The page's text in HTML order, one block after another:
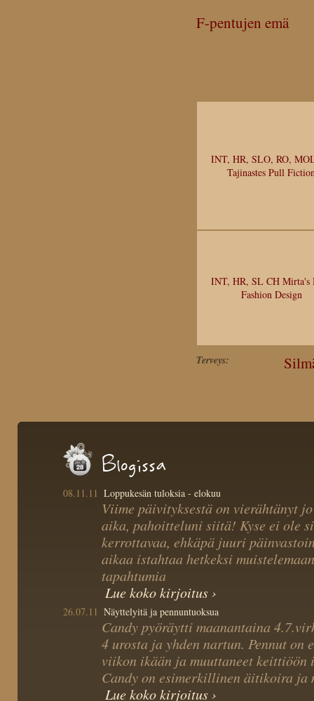
F-pentujen emä
INT, HR, SLO, RO,
Tajinastes Pull
INT, HR, SL CH Mirta's
Fashion Design
Terveys:
Blogissa
08.11.11 Loppukesän tuloksia - elokuu
Viime päivityksestä on vierähtänyt
aika, pahoitteluni siitä! Kyse ei ole
kerrottavaa, ehkäpä juuri
aikaa istahtaa hetkeksi
tapahtumia
Lue koko kirjoitus ›
26.07.11 Näyttelyitä ja pennuntuoksua
Candy pyöräytti maanantaina
4 urosta ja yhden nartun. Pennut on
viikon ikään ja muuttaneet keittiöön
Candy on esimerkillinen äitikoira ja
Lue koko kirjoitus ›